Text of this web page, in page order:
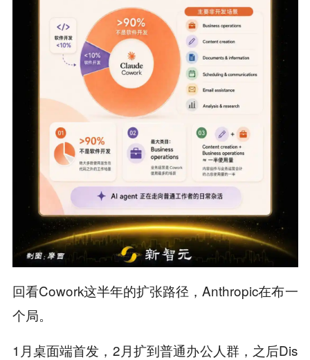
回看Cowork这半年的扩张路径，Anthropic在布一
个局。
1月桌面端首发，2月扩到普通办公人群，之后Dis